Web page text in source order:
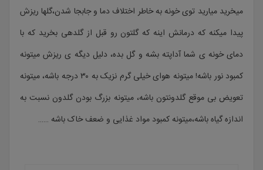
میخرید میارید توی خونه به خاطر اختلاف دما و جابجا شدن،گلها ریزش
پیدا میکنه که درمانش اینه که گلتون رو قبل از گلدهی بخرید که با
دمای خونه ی شما آداپته بشه و گل بده، دلیل دیگه ی ریزش میتونه
کمبود نور باشه! میتونه هوای خیلی گرم نزیک به ۳۰ درجه باشه، میتونه
تعویض بی موقع گلدونتون باشه، میتونه بزرگ بودن گلدون نسبت به
اندازه گیاه باشه،میتونه کمبود مواد غذایی و ضعف خاک باشه ……